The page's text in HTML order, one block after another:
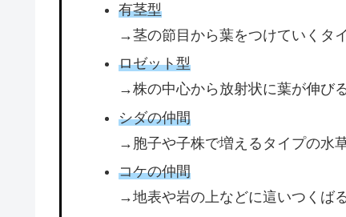
有茎型
→茎の節目から葉をつけていくタ
ロゼット型
→株の中心から放射状に葉が伸び
シダの仲間
→胞子や子株で増えるタイプの水
コケの仲間
→地表や岩の上などに這いつくば